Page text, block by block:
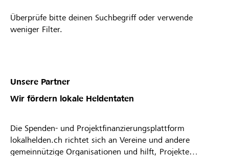
Überprüfe bitte deinen Suchbegriff oder verwende
weniger Filter.
Unsere Partner
Wir fördern lokale Heldentaten
Die Spenden- und Projektfinanzierungsplattform
lokalhelden.ch richtet sich an Vereine und andere
gemeinnützige Organisationen und hilft, Projekte